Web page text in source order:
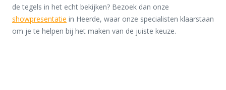
de tegels in het echt bekijken? Bezoek dan onze
showpresentatie in Heerde, waar onze specialisten klaarstaan
om je te helpen bij het maken van de juiste keuze.